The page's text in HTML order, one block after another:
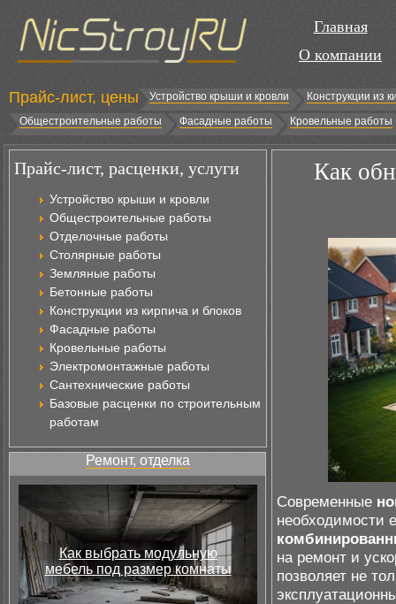
Главная
О компании
Прайс-лист, цены Устройство крыши и кровли
Конструкции из
Общестроительные работы
Фасадные работы Кровельные работы
Прайс-лист, расценки, услуги
Устройство крыши и кровли
Общестроительные работы
Отделочные работы
Столярные работы
Земляные работы
Бетонные работы
Конструкции из кирпича и блоков
Фасадные работы
Кровельные работы
Электромонтажные работы
Сантехнические работы
Базовые расценки по строительным
работам
Ремонт, отделка
Как выбрать модульную
мебель под размер комнаты
Как
Современные
необходимости
на ремонт и
позволяет не